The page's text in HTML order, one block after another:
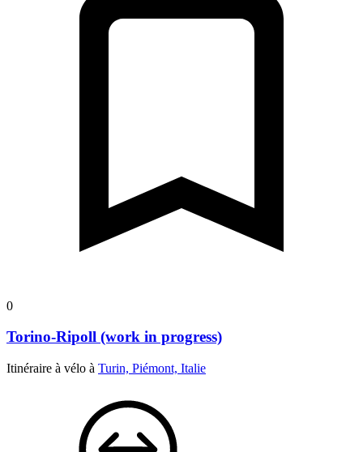
0
Torino-Ripoll (work in progress)
Itinéraire à vélo à Turin, Piémont, Italie